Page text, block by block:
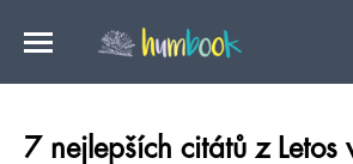
7 nejlepších citátů z Letos